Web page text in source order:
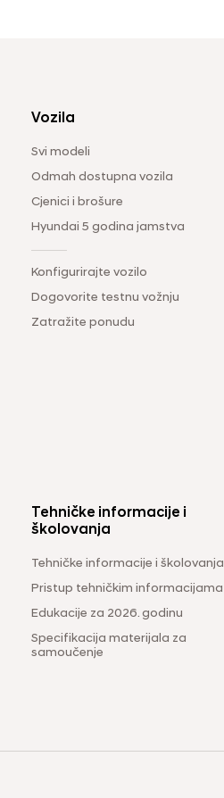
Vozila
Svi modeli
Odmah dostupna vozila
Cjenici i brošure
Hyundai 5 godina jamstva
Konfigurirajte vozilo
Dogovorite testnu vožnju
Zatražite ponudu
Tehničke informacije i
školovanja
Tehničke informacije i školovanja
Pristup tehničkim informacijama
Edukacije za 2026. godinu
Specifikacija materijala za
samoučenje